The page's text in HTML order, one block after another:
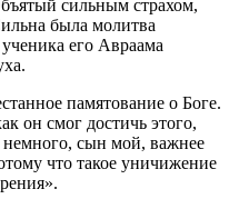
сильным страхом,
была молитва
его Авраама
памятование о Боге.
он смог достичь этого,
сын мой, важнее
что такое уничижение